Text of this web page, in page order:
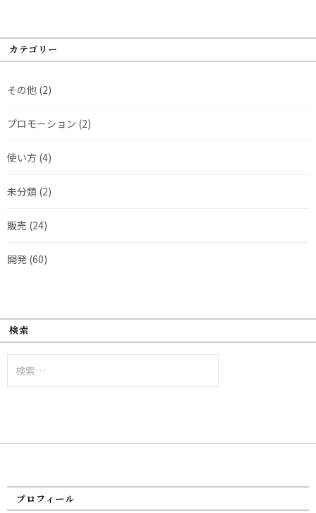
カテゴリー
その他 (2)
プロモーション (2)
使い方 (4)
未分類 (2)
販売 (24)
開発 (60)
検索
索:
プロフィール